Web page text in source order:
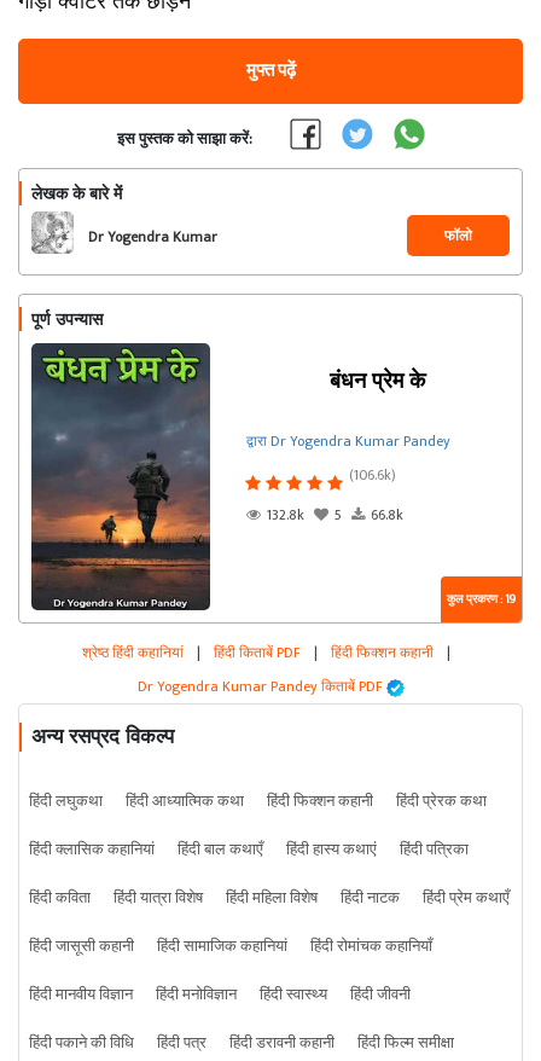
मुफ्त पढ़ें
इस पुस्तक को साझा करें:
लेखक के बारे में
Dr Yogendra Kumar
Pandey
फॉलो
पूर्ण उपन्यास
बंधन प्रेम के
द्वारा Dr Yogendra Kumar Pandey
(106.6k)
132.8k
5 66.8k
कुल प्रकरण : 19
श्रेष्ठ हिंदी कहानियां | हिंदी किताबें PDF | हिंदी फिक्शन कहानी |
Dr Yogendra Kumar Pandey किताबें PDF
अन्य रसप्रद विकल्प
हिंदी लघुकथा हिंदी आध्यात्मिक कथा हिंदी फिक्शन कहानी
हिंदी प्रेरक कथा
हिंदी क्लासिक कहानियां
हिंदी बाल कथाएँ हिंदी हास्य कथाएं
हिंदी पत्रिका
हिंदी कविता
हिंदी यात्रा विशेष हिंदी महिला विशेष हिंदी नाटक
हिंदी प्रेम कथाएँ
हिंदी जासूसी कहानी
हिंदी सामाजिक कहानियां
हिंदी रोमांचक कहानियाँ
हिंदी मानवीय विज्ञान
हिंदी मनोविज्ञान हिंदी स्वास्थ्य
हिंदी जीवनी
हिंदी पकाने की विधि
हिंदी पत्र हिंदी डरावनी कहानी हिंदी फिल्म समीक्षा